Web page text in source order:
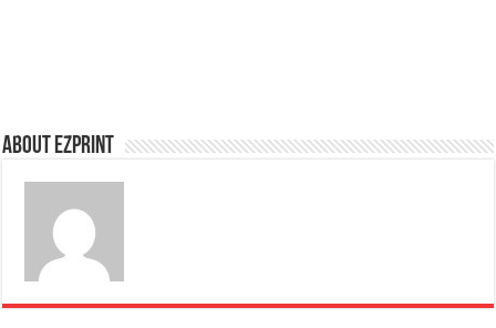
About Ezprint